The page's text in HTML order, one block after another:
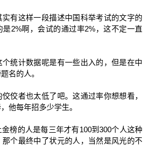
有这样一段描述中国科举考试的文字的
2%啊，会试的通过率2%，这不定一直
个统计数据呢是有一些出入的，但是在中
名的人。
佼者也太低了吧。这通过率你想想看，
他每年招多少学生。
榜的人是每三年才有100到300个人这种
个最终中了状元的人，当然是风光的不